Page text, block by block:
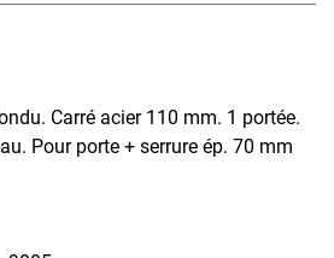
Carré acier 110 mm. 1 portée.
Pour porte + serrure ép. 70 mm